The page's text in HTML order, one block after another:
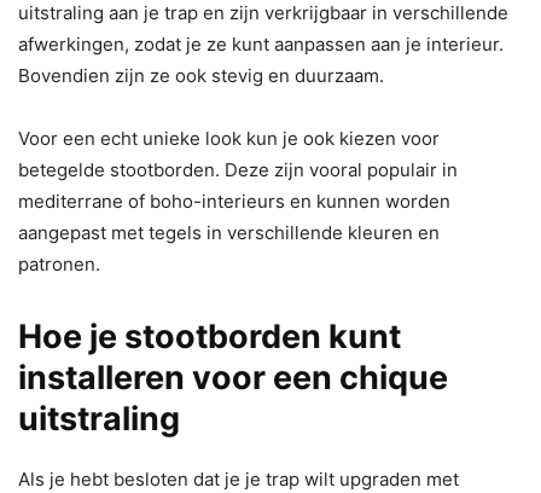
uitstraling aan je trap en zijn verkrijgbaar in verschillende
afwerkingen, zodat je ze kunt aanpassen aan je interieur.
Bovendien zijn ze ook stevig en duurzaam.
Voor een echt unieke look kun je ook kiezen voor
betegelde stootborden. Deze zijn vooral populair in
mediterrane of boho-interieurs en kunnen worden
aangepast met tegels in verschillende kleuren en
patronen.
Hoe je stootborden kunt
installeren voor een chique
uitstraling
Als je hebt besloten dat je je trap wilt upgraden met